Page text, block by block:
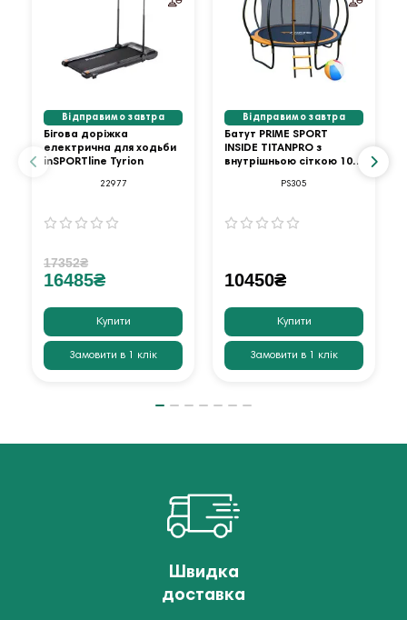
Відправимо завтра
Бігова доріжка
електрична для ходьби
inSPORTline Tyrion
22977
17352₴
16485₴
Купити
Замовити в 1 клік
Відправимо завтра
Батут PRIME SPORT
INSIDE TITANPRO з
внутрішньою сіткою 10
PS305
10450₴
Купити
Замовити в 1 клік
Швидка
доставка